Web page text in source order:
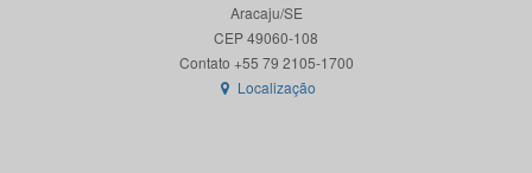
Aracaju/SE
CEP 49060-108
Localização